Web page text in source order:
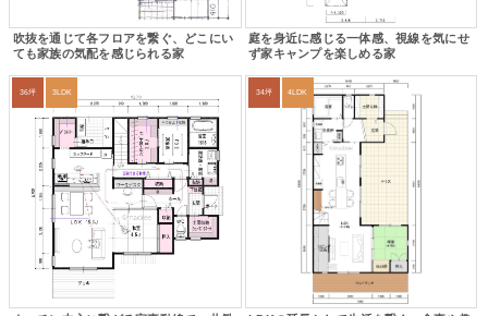
吹抜を通じて各フロアを繋ぐ、どこにい
ても家族の気配を感じられる家
庭を身近に感じる一体感、視線を気にせ
ず家キャンプを楽しめる家
36坪 3LDK 34坪 4LDK